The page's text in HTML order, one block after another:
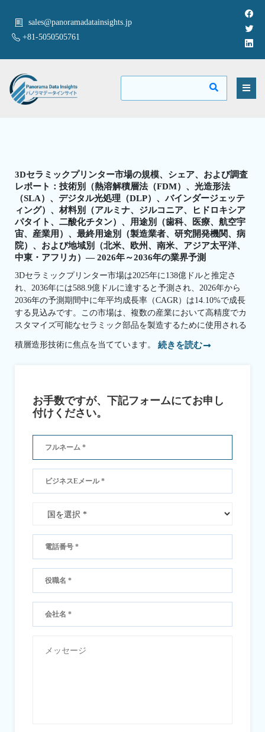
sales@panoramadatainsights.jp
+81-5050505761
3Dセラミックプリンター市場の規模、シェア、および調査
レポート：技術別（熱溶解積層法（FDM）、光造形法
（SLA）、デジタル光処理（DLP）、バインダージェッテ
ィング）、材料別（アルミナ、ジルコニア、ヒドロキシア
パタイト、二酸化チタン）、用途別（歯科、医療、航空宇
宙、産業用）、最終用途別（製造業者、研究開発機関、病
院）、および地域別（北米、欧州、南米、アジア太平洋、
中東・アフリカ）— 2026年～2036年の業界予測
3Dセラミックプリンター市場は2025年に138億ドルと推定さ
れ、2036年には588.9億ドルに達すると予測され、2026年から
2036年の予測期間中に年平均成長率（CAGR）は14.10%で成長
する見込みです。この市場は、複数の産業において高精度でカ
スタマイズ可能なセラミック部品を製造するために使用される
積層造形技術に焦点を当てています。 続きを読む
お手数ですが、下記フォームにてお申し
付けください。